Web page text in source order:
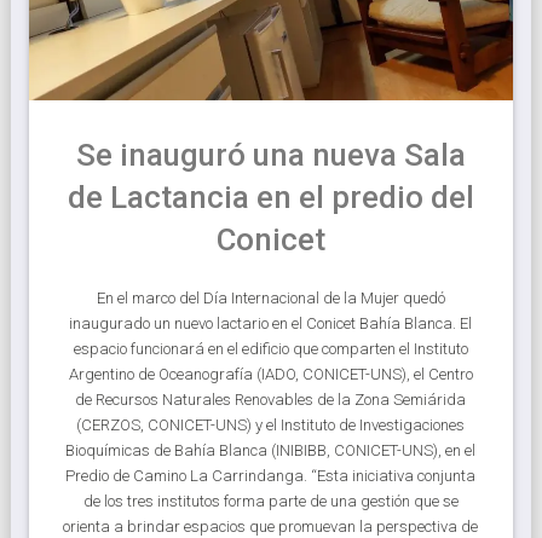
Se inauguró una nueva Sala
de Lactancia en el predio del
Conicet
En el marco del Día Internacional de la Mujer quedó
inaugurado un nuevo lactario en el Conicet Bahía Blanca. El
espacio funcionará en el edificio que comparten el Instituto
Argentino de Oceanografía (IADO, CONICET-UNS), el Centro
de Recursos Naturales Renovables de la Zona Semiárida
(CERZOS, CONICET-UNS) y el Instituto de Investigaciones
Bioquímicas de Bahía Blanca (INIBIBB, CONICET-UNS), en el
Predio de Camino La Carrindanga. “Esta iniciativa conjunta
de los tres institutos forma parte de una gestión que se
orienta a brindar espacios que promuevan la perspectiva de